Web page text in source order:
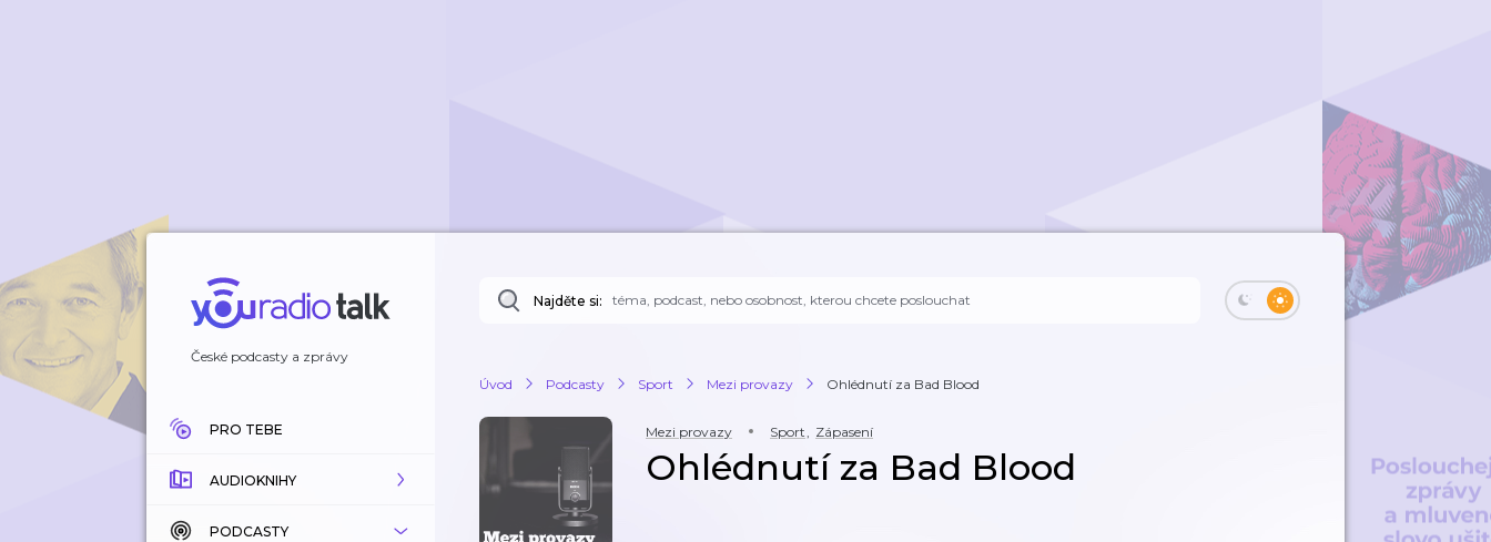
České podcasty a zprávy
PRO TEBE
AUDIOKNIHY
KATALOG
PODCASTY
Najděte si:
Úvod Podcasty Sport Mezi provazy Ohlédnutí za Bad Blood
Mezi provazy Sport, Zápasení
Ohlédnutí za Bad Blood